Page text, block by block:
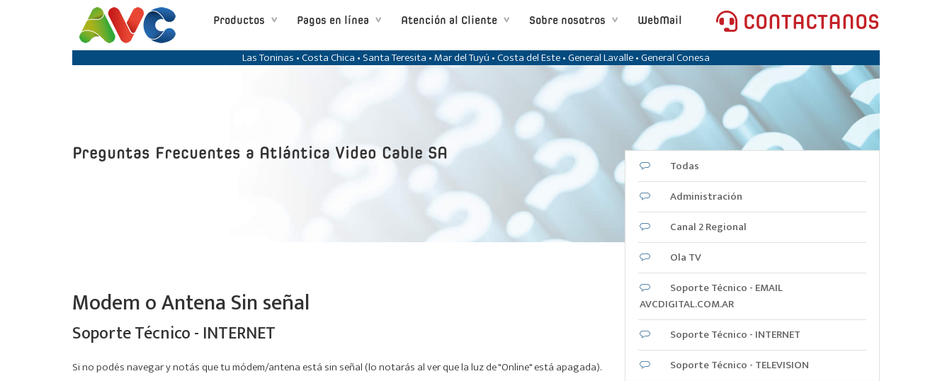
CONTACTANOS
Productos Pagos en línea Atención al Cliente Sobre nosotros WebMail
Las Toninas • Costa Chica • Santa Teresita • Mar del Tuyú • Costa del Este • General Lavalle • General Conesa
Preguntas Frecuentes a Atlántica Video Cable SA
Modem o Antena Sin señal
Soporte Técnico - INTERNET
Si no podés navegar y notás que tu módem/antena está sin señal (lo notarás al ver que la luz de "Online" está apagada).
Todas
Administración
Canal 2 Regional
Ola TV
Soporte Técnico - EMAIL
AVCDIGITAL.COM.AR
Soporte Técnico - INTERNET
Soporte Técnico - TELEVISION